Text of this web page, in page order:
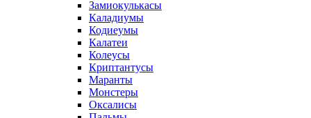
Замиокулькасы
Каладиумы
Кодиеумы
Калатеи
Колеусы
Криптантусы
Маранты
Монстеры
Оксалисы